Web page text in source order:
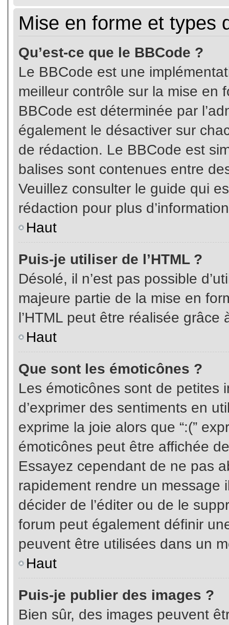
Mise en forme et types
Qu’est-ce que le BBCode ?
Le BBCode est une
meilleur contrôle sur la mise en
BBCode est déterminée par
également le désactiver sur
de rédaction. Le BBCode est
balises sont contenues entre
Veuillez consulter le guide qui
rédaction pour plus
Haut
Puis-je utiliser de l’HTML ?
Désolé, il n’est pas possible
majeure partie de la mise en
l’HTML peut être réalisée grâce
Haut
Que sont les émoticônes ?
Les émoticônes sont de petites
d’exprimer des sentiments en
exprime la joie alors que “:(”
émoticônes peut être affichée
Essayez cependant de ne pas
rapidement rendre un message
décider de l’éditer ou de le
forum peut également définir
peuvent être utilisées dans un
Haut
Puis-je publier des images ?
Bien sûr, des images peuvent